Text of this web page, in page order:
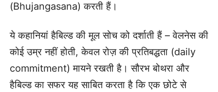
(Bhujangasana) करती हैं।
ये कहानियां हैबिल्ड की मूल सोच को दर्शाती हैं – वेलनेस की
कोई उम्र नहीं होती, केवल रोज़ की प्रतिबद्धता (daily
commitment) मायने रखती है। सौरभ बोथरा और
हैबिल्ड का सफर यह साबित करता है कि एक छोटे से